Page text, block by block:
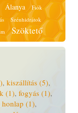
Álanya Fiók
Szénhidrátok
Szöktető
, kiszállítás (5),
(1), fogyás (1),
honlap (1),